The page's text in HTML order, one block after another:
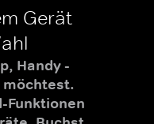
Gerät
Handy -
möchtest.
Funktionen